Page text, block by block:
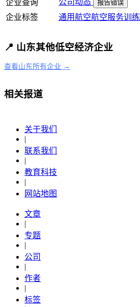
企业查询
报告错误
企业标签 通用航空航空服务训练
📍 山东其他低空经济企业
查看山东所有企业 →
相关报道
关于我们
|
联系我们
|
教育科技
|
网站地图
文章
|
专题
|
公司
|
作者
|
标签